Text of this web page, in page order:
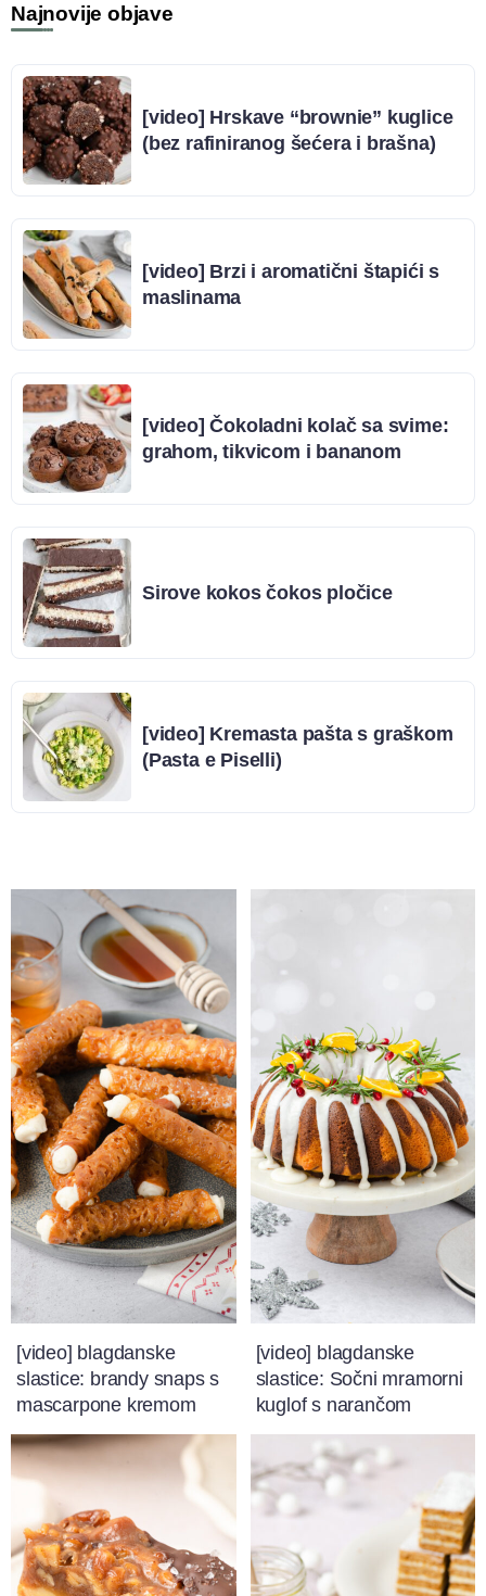
Najnovije objave
[video] Hrskave “brownie” kuglice
(bez rafiniranog šećera i brašna)
[video] Brzi i aromatični štapići s
maslinama
[video] Čokoladni kolač sa svime:
grahom, tikvicom i bananom
Sirove kokos čokos pločice
[video] Kremasta pašta s graškom
(Pasta e Piselli)
[video] blagdanske
slastice: brandy snaps s
mascarpone kremom
[video] blagdanske
slastice: Sočni mramorni
kuglof s narančom